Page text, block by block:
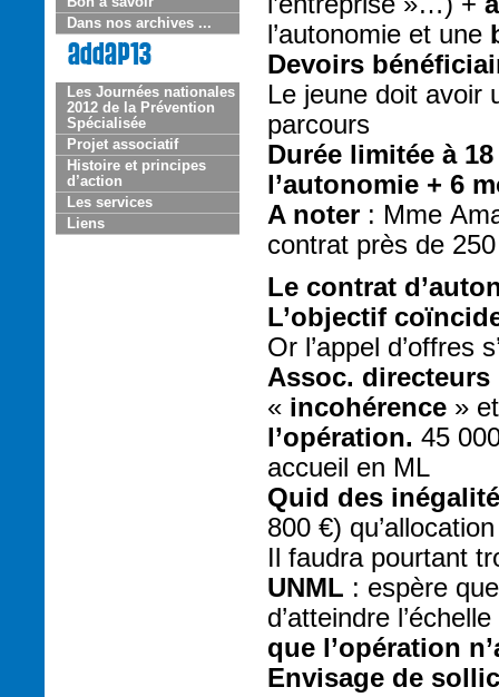
Dans nos archives ...
Les Journées nationales
2012 de la Prévention
Spécialisée
Projet associatif
Histoire et principes
d’action
Les services
Liens
l’autonomie et une
Devoirs
Le jeune doit avoir
parcours
Durée limitée à
l’autonomie + 6
A noter : Mme
contrat près de
Le contrat
L’objectif
Or l’appel d’offres
Assoc.
« incohérence »
l’opération. 45
accueil en ML
Quid des
800 €)
Il faudra pourtant
UNML : espère
d’atteindre
que l’opération
Envisage de